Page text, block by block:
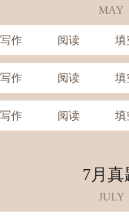
MAY
写作 阅读 填
写作 阅读 填
写作 阅读 填
7月真
JULY